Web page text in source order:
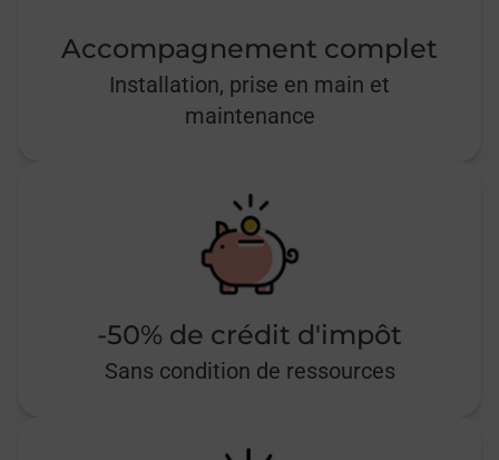
Accompagnement complet
Installation, prise en main et
maintenance
-50% de crédit d'impôt
Sans condition de ressources